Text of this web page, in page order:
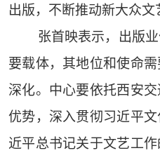
出版，不断推动新大众文
张首映表示，出版
要载体，其地位和使命
深化。中心要依托西安
优势，深入贯彻习近平
近平总书记关于文艺工